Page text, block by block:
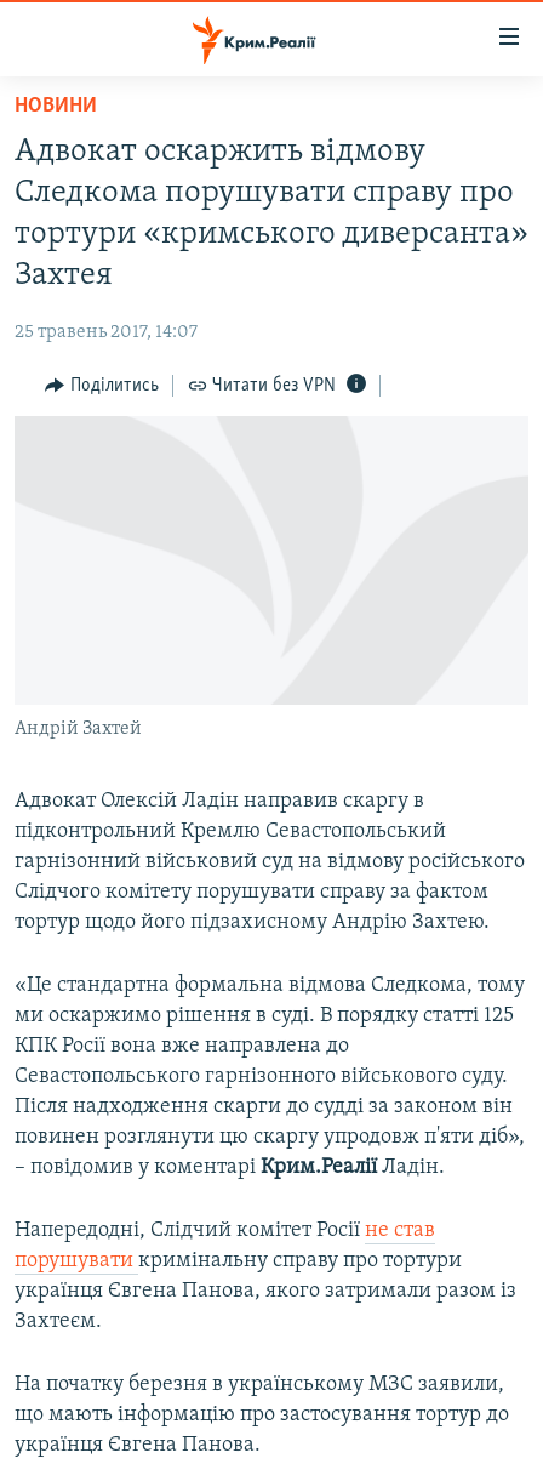
Перейти
основного
матеріалу
до
основної
Перейти
пошуку
ВОДА.КРИМ
ПОЛІТИКА
ПОГЛЯД
ІНТЕРВ'Ю
Усі сайти RFE/RL
НОВИНИ
Адвокат оскаржить відмову
Следкома порушувати справу про
тортури «кримського диверсанта»
Захтея
25 травень 2017, 14:07
Поділитись Читати без VPN
Андрій Захтей
Адвокат Олексій Ладін направив скаргу в
підконтрольний Кремлю Севастопольський
гарнізонний військовий суд на відмову російського
Слідчого комітету порушувати справу за фактом
тортур щодо його підзахисному Андрію Захтею.
«Це стандартна формальна відмова Следкома, тому
ми оскаржимо рішення в суді. В порядку статті 125
КПК Росії вона вже направлена до
Севастопольського гарнізонного військового суду.
Після надходження скарги до судді за законом він
повинен розглянути цю скаргу упродовж п'яти діб»,
– повідомив у коментарі Крим.РеаліїЛадін.
Напередодні, Слідчий комітет Росії не став
порушувати кримінальну справу про тортури
українця Євгена Панова, якого затримали разом із
Захтеєм.
На початку березня в українському МЗС заявили,
що мають інформацію про застосування тортур до
українця Євгена Панова.